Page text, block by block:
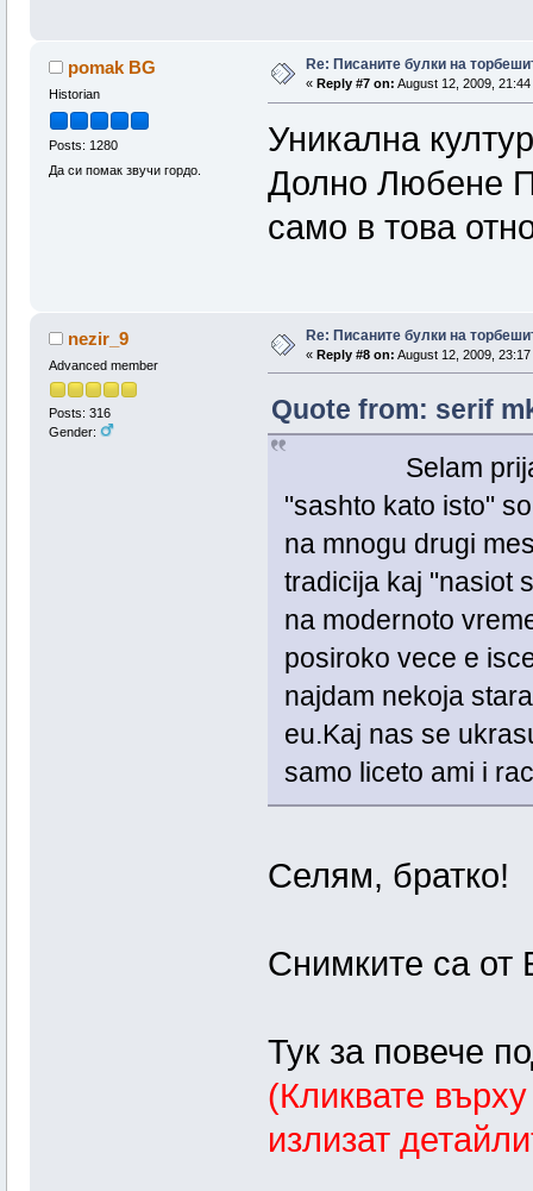
pomak BG
Historian
Posts: 1280
Да си помак звучи гордо.
Re: Писаните булки на
« Reply #7 on: August 12, 2009, 21:44
Уникална
Долно Любене
само в това
nezir_9
Advanced member
Posts: 316
Gender:
Re: Писаните булки на
« Reply #8 on: August 12, 2009, 23:17
Quote from: serif
Selam prijatele!
"sashto kato isto"
na mnogu drugi
tradicija kaj "nasiot
na modernoto
posiroko vece e
najdam nekoja
eu.Kaj nas se
samo liceto ami i
Селям, братко!
Снимките са от
Тук за повече
(Кликвате
излизат